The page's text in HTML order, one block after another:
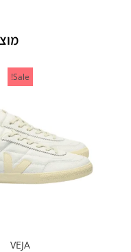
Sale!
VEJA